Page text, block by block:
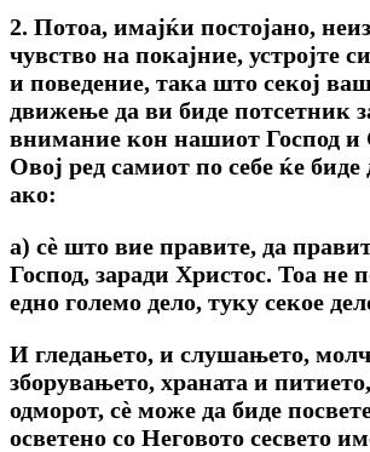
2. Потоа, имајќи постојано,
чувство на покајние, устројте
и поведение, така што секој
движење да ви биде потсетник
внимание кон нашиот Господ и
Овој ред самиот по себе ќе биде
ако:
а) сѐ што вие правите, да
Господ, заради Христос. Тоа не
едно големо дело, туку секое
И гледањето, и слушањето,
зборувањето, храната и
одморот, сѐ може да биде
осветено со Неговото сесвето